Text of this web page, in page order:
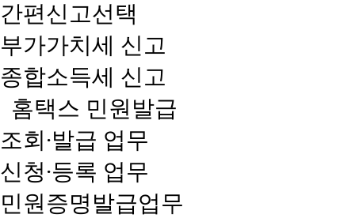
간편신고선택
부가가치세 신고
종합소득세 신고
홈택스 민원발급
조회∙발급 업무
신청∙등록 업무
민원증명발급업무